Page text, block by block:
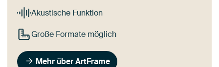
Akustische Funktion
Große Formate möglich
Mehr über ArtFrame